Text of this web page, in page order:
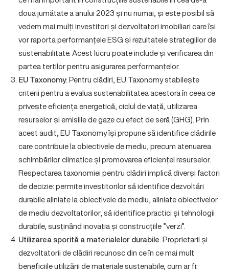
doua jumătate a anului 2023 și nu numai, și este posibil să
vedem mai mulți investitori și dezvoltatori imobiliari care își
vor raporta performanțele ESG și rezultatele strategiilor de
sustenabilitate. Acest lucru poate include și verificarea din
partea terților pentru asigurarea performanțelor.
EU Taxonomy: Pentru clădiri, EU Taxonomy stabilește
criterii pentru a evalua sustenabilitatea acestora în ceea ce
privește eficiența energetică, ciclul de viață, utilizarea
resurselor și emisiile de gaze cu efect de seră (GHG). Prin
acest audit, EU Taxonomy își propune să identifice clădirile
care contribuie la obiectivele de mediu, precum atenuarea
schimbărilor climatice și promovarea eficienței resurselor.
Respectarea taxonomiei pentru clădiri implică diverși factori
de decizie: permite investitorilor să identifice dezvoltări
durabile aliniate la obiectivele de mediu, aliniate obiectivelor
de mediu dezvoltatorilor, să identifice practici și tehnologii
durabile, susținând inovația și construcțiile ”verzi”.
Utilizarea sporită a materialelor durabile: Proprietarii și
dezvoltatorii de clădiri recunosc din ce în ce mai mult
beneficiile utilizării de materiale sustenabile, cum ar fi: